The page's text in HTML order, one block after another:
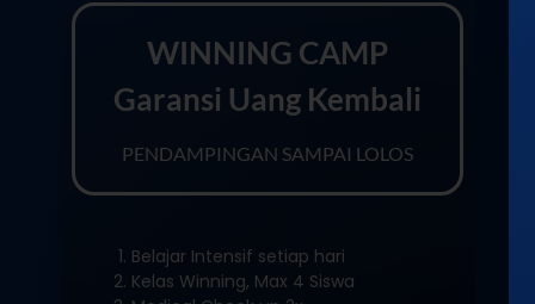
WINNING CAMP
Garansi Uang Kembali
PENDAMPINGAN SAMPAI LOLOS
Belajar Intensif setiap hari
Kelas Winning, Max 4 Siswa